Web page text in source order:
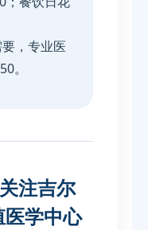
，专业医
。
注吉尔
学中心